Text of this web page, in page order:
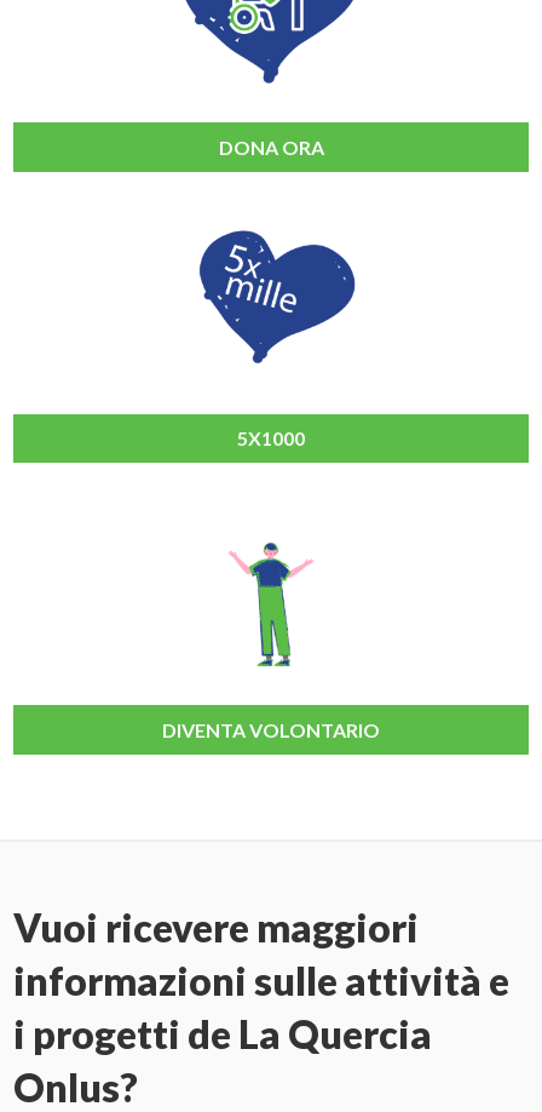
DONA ORA
5X1000
DIVENTA VOLONTARIO
Vuoi ricevere maggiori
informazioni sulle attività e
i progetti de La Quercia
Onlus?